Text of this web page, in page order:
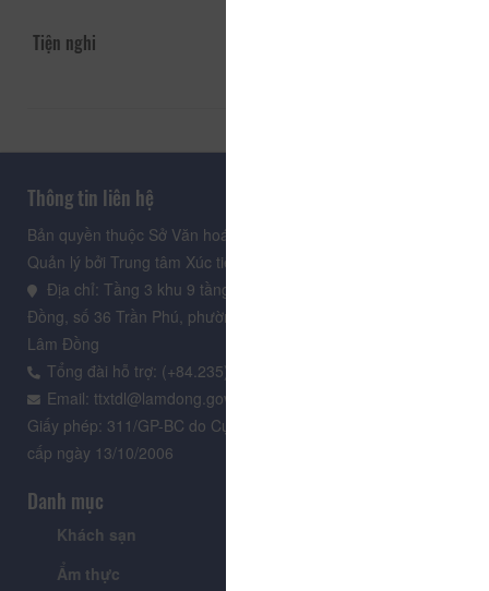
Tiện nghi
Thông tin liên hệ
Bản quyền thuộc Sở Văn hoá, Thể thao và Du lịch Lâm Đồng.
Quản lý bởi Trung tâm Xúc tiến Du lịch Lâm Đồng
Địa chỉ: Tầng 3 khu 9 tầng, Trung tâm Hành chính tỉnh Lâm
Đồng, số 36 Trần Phú, phường Xuân Hương - Đà Lạt, tỉnh
Lâm Đồng
Tổng đài hỗ trợ: (+84.235) 3.916.961
Email: ttxtdl@lamdong.gov.vn
Giấy phép: 311/GP-BC do Cục Báo chí - Bộ Văn hóa Thông tin
cấp ngày 13/10/2006
Danh mục
Khách sạn
Ẩm thực